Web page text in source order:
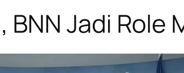
BNN Jadi Role